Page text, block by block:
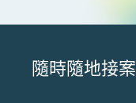
隨時隨地接案